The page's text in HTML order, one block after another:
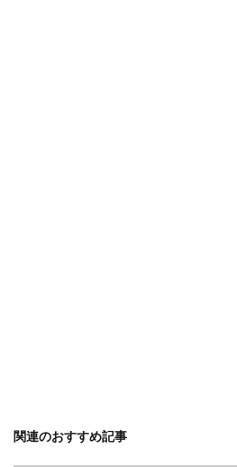
関連のおすすめ記事